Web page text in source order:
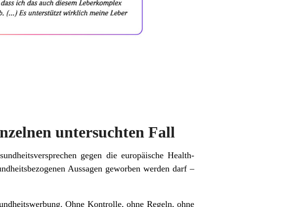
untersuchten Fall
gegen die europäische Health-
Aussagen geworben werden darf –
Ohne Kontrolle, ohne Regeln, ohne